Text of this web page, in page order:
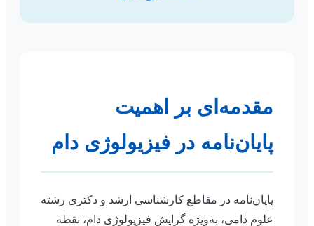
مقدمه‌ای بر اهمیت
پایان‌نامه در فیزیولوژی دام
پایان‌نامه در مقاطع کارشناسی ارشد و دکتری رشته
علوم دامی، به‌ویژه گرایش فیزیولوژی دام، نقطه